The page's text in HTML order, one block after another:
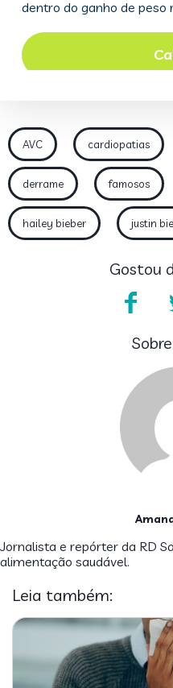
AVC cardiopatias
derrame famosos
hailey bieber justin
Gostou
Jornalista e repórter da RD
alimentação saudável.
Leia também: